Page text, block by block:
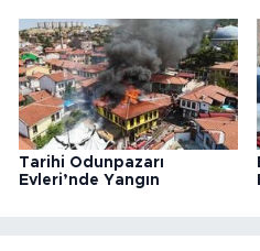
Tarihi Odunpazarı
Evleri’nde Yangın